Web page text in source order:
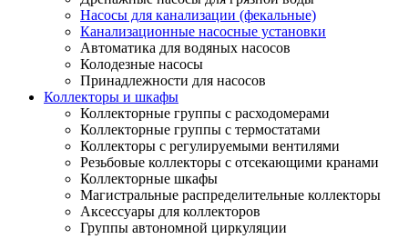
Насосы для канализации (фекальные)
Канализационные насосные установки
Автоматика для водяных насосов
Колодезные насосы
Принадлежности для насосов
Коллекторы и шкафы
Коллекторные группы с расходомерами
Коллекторные группы с термостатами
Коллекторы с регулируемыми вентилями
Резьбовые коллекторы с отсекающими кранами
Коллекторные шкафы
Магистральные распределительные коллекторы
Аксессуары для коллекторов
Группы автономной циркуляции